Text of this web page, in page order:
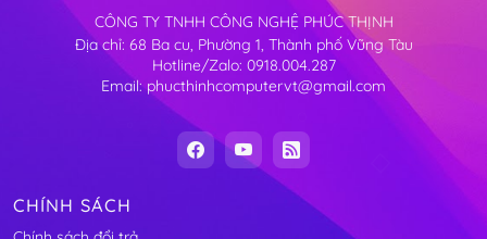
CÔNG TY TNHH CÔNG NGHỆ PHÚC THỊNH
Địa chỉ: 68 Ba cu, Phường 1, Thành phố Vũng Tàu
Hotline/Zalo: 0918.004.287
Email: phucthinhcomputervt@gmail.com
CHÍNH SÁCH